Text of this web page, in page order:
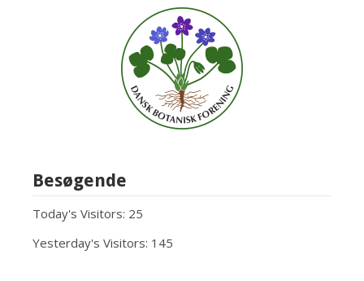
Besøgende
Today's Visitors: 25
Yesterday's Visitors: 145